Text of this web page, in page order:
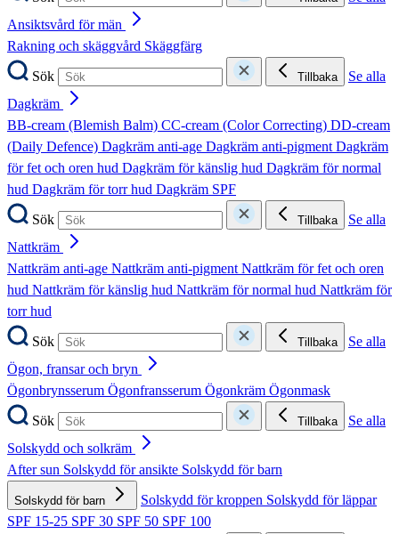
Ansiktsvård för män
Rakning och skäggvård Skäggfärg
Sök
Tillbaka
Se alla
Dagkräm
BB-cream (Blemish Balm) CC-cream (Color Correcting) DD-cream
(Daily Defence) Dagkräm anti-age Dagkräm anti-pigmentDagkräm
för fet och oren hud Dagkräm för känslig hud Dagkräm för normal
hud Dagkräm för torr hud Dagkräm SPF
Sök
Tillbaka
Se alla
Nattkräm
Nattkräm anti-age Nattkräm anti-pigmentNattkräm för fet och oren
hud Nattkräm för känslig hud Nattkräm för normal hud Nattkräm för
torr hud
Sök
Tillbaka
Se alla
Ögon, fransar och bryn
Ögonbrynsserum Ögonfransserum Ögonkräm Ögonmask
Sök
Tillbaka
Se alla
Solskydd och solkräm
After sun Solskydd för ansikte Solskydd för barn
Solskydd för barn Solskydd för kroppen Solskydd för läppar
SPF 15-25 SPF 30 SPF 50 SPF 100